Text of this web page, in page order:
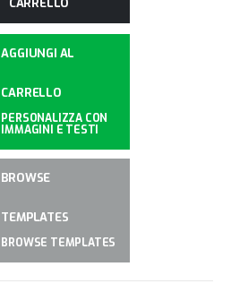
CARRELLO
AGGIUNGI AL
CARRELLO
PERSONALIZZA CON
IMMAGINI E TESTI
BROWSE
TEMPLATES
BROWSE TEMPLATES